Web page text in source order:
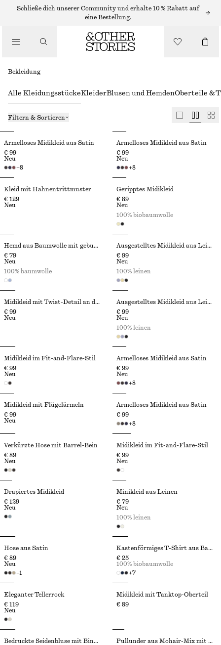
Schließe dich unserer Community und erhalte 10 % Rabatt auf
eine Bestellung.
Bekleidung
Alle KleidungsstückeKleiderBlusen und HemdenOberteile &
Filtern & Sortieren
Ärmelloses Midikleid aus Satin
€ 99
+8
Neu
Ärmelloses Midikleid aus Satin
€ 99
+8
Neu
Kleid mit Hahnentrittmuster
€ 129
Neu
Geripptes Midikleid
€ 89
Neu
100% biobaumwolle
Hemd aus Baumwolle mit gebundener Taille
€ 79
Neu
100% baumwolle
Ausgestelltes Midikleid aus Leinen
€ 99
Neu
100% leinen
Midikleid mit Twist-Detail an der Taille
€ 99
Neu
Ausgestelltes Midikleid aus Leinen
€ 99
Neu
100% leinen
Midikleid im Fit-and-Flare-Stil
€ 99
Neu
Ärmelloses Midikleid aus Satin
€ 99
+8
Neu
Midikleid mit Flügelärmeln
€ 99
Neu
Ärmelloses Midikleid aus Satin
€ 99
+8
Verkürzte Hose mit Barrel-Bein
€ 89
Neu
Midikleid im Fit-and-Flare-Stil
€ 99
Neu
Drapiertes Midikleid
€ 129
Neu
Minikleid aus Leinen
€ 79
Neu
100% leinen
Hose aus Satin
€ 89
+1
Neu
Kastenförmiges T-Shirt aus Baumwolle
€ 25
+7
100% biobaumwolle
Eleganter Tellerrock
€ 119
Neu
Midikleid mit Tanktop-Oberteil
€ 89
Bedruckte Seidenbluse mit Bindedetail
Pullunder aus Mohair-Mix mit Rundhalsausschnitt